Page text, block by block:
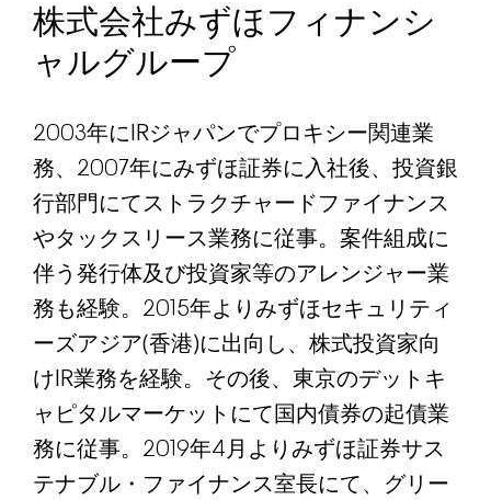
株式会社みずほフィナンシ
ャルグループ
2003年にIRジャパンでプロキシー関連業
務、2007年にみずほ証券に入社後、投資銀
行部門にてストラクチャードファイナンス
やタックスリース業務に従事。案件組成に
伴う発行体及び投資家等のアレンジャー業
務も経験。2015年よりみずほセキュリティ
ーズアジア(香港)に出向し、株式投資家向
けIR業務を経験。その後、東京のデットキ
ャピタルマーケットにて国内債券の起債業
務に従事。2019年4月よりみずほ証券サス
テナブル・ファイナンス室長にて、グリー